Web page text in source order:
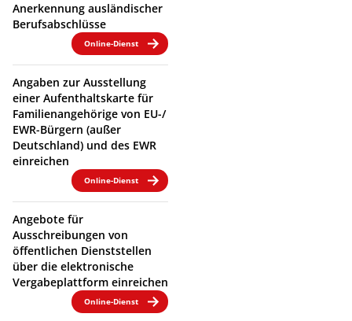
Anerkennung ausländischer
Berufsabschlüsse
Online-Dienst
Angaben zur Ausstellung
einer Aufenthaltskarte für
Familienangehörige von EU-/
EWR-Bürgern (außer
Deutschland) und des EWR
einreichen
Online-Dienst
Angebote für
Ausschreibungen von
öffentlichen Dienststellen
über die elektronische
Vergabeplattform einreichen
Online-Dienst